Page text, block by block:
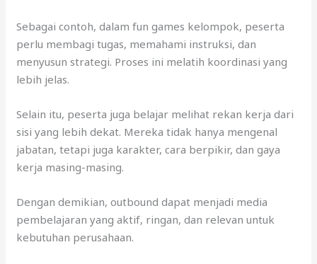
Sebagai contoh, dalam fun games kelompok, peserta
perlu membagi tugas, memahami instruksi, dan
menyusun strategi. Proses ini melatih koordinasi yang
lebih jelas.
Selain itu, peserta juga belajar melihat rekan kerja dari
sisi yang lebih dekat. Mereka tidak hanya mengenal
jabatan, tetapi juga karakter, cara berpikir, dan gaya
kerja masing-masing.
Dengan demikian, outbound dapat menjadi media
pembelajaran yang aktif, ringan, dan relevan untuk
kebutuhan perusahaan.